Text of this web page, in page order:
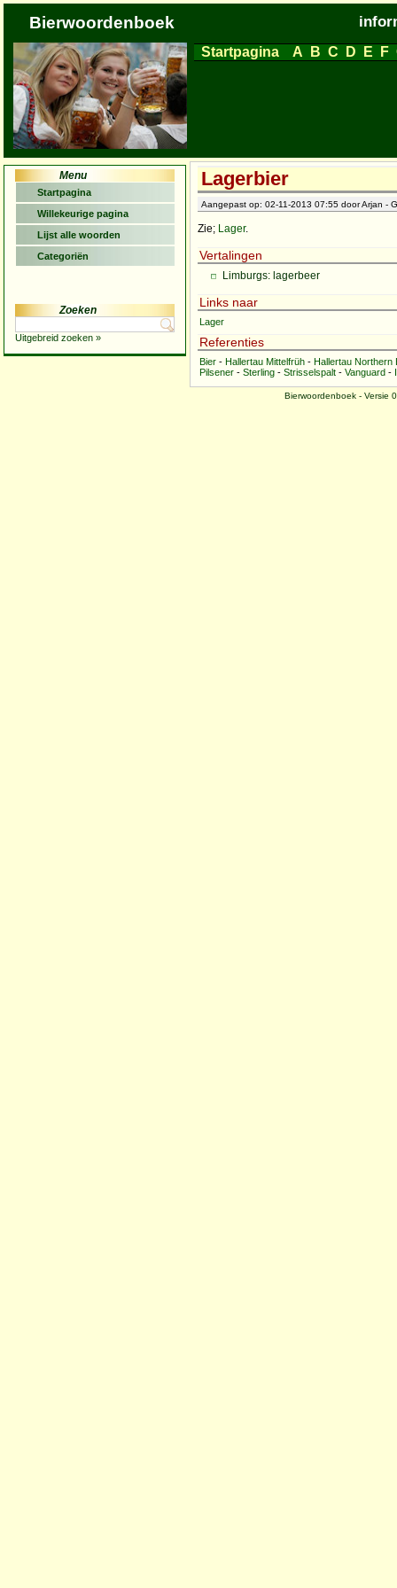
Bierwoordenboek
Startpagina A B C D E F
Menu
Startpagina
Willekeurige pagina
Lijst alle woorden
Categoriën
Zoeken
Uitgebreid zoeken »
Lagerbier
Aangepast op: 02-11-2013 07:55 door Arjan -
Zie; Lager.
Vertalingen
Limburgs: lagerbeer
Links naar
Lager
Referenties
Bier - Hallertau Mittelfrüh - Hallertau Northern
Pilsener - Sterling - Strisselspalt - Vanguard -
Bierwoordenboek - Versie